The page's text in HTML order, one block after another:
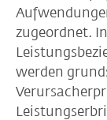
zugeordnet.
werden